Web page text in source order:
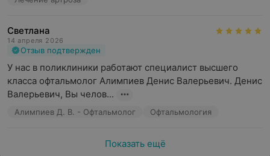
Светлана
14 апреля 2026
Отзыв подтвержден
У нас в поликлиники работают специалист высшего
класса офтальмолог Алимпиев Денис Валерьевич. Денис
Валерьевич, Вы челов...
Алимпиев Д. В. - Офтальмолог Офтальмология
Показать ещё